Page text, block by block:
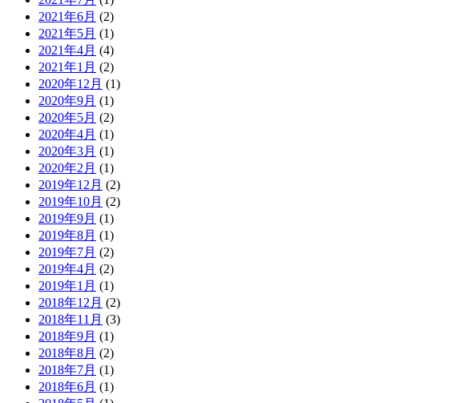
2021年6月 (2)
2021年5月 (1)
2021年4月 (4)
2021年1月 (2)
2020年12月 (1)
2020年9月 (1)
2020年5月 (2)
2020年4月 (1)
2020年3月 (1)
2020年2月 (1)
2019年12月 (2)
2019年10月 (2)
2019年9月 (1)
2019年8月 (1)
2019年7月 (2)
2019年4月 (2)
2019年1月 (1)
2018年12月 (2)
2018年11月 (3)
2018年9月 (1)
2018年8月 (2)
2018年7月 (1)
2018年6月 (1)